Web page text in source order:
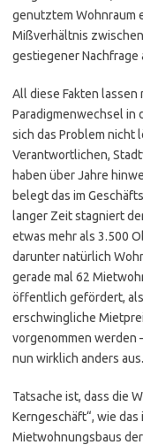
genutztem Wohnraum
Mißverhältnis
gestiegener Nachfrage
All diese Fakten
Paradigmenwechsel in
sich das Problem nicht
Verantwortlichen,
haben über Jahre
belegt das im
langer Zeit stagniert
etwas mehr als 3.500
darunter natürlich
gerade mal 62
öffentlich gefördert,
erschwingliche
vorgenommen werden
nun wirklich anders aus.
Tatsache ist, dass die
Kerngeschäft“, wie
Mietwohnungsbaus